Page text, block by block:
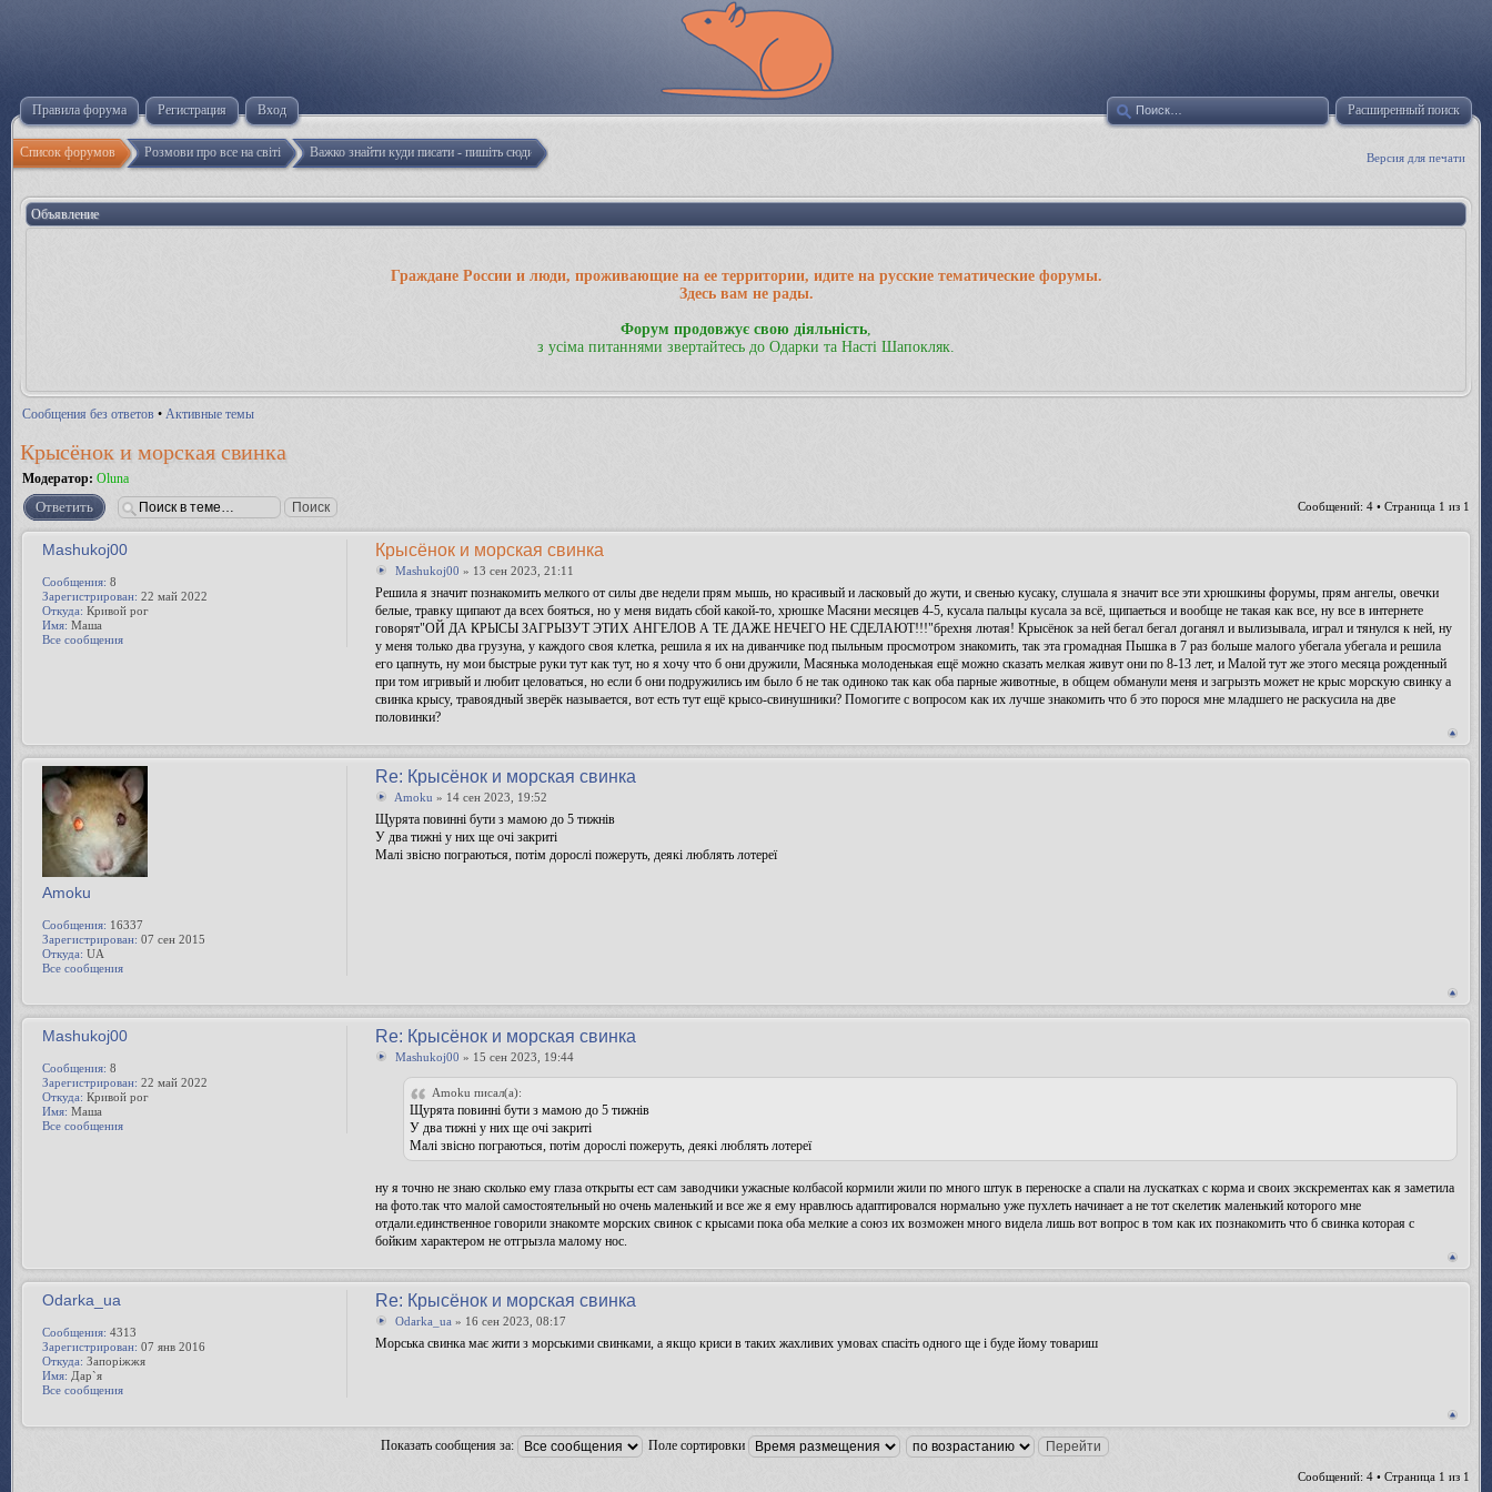
Расширенный поиск
Правила форума Регистрация Вход
Версия для печати
Список форумов Розмови про все на світі Важко знайти куди писати - пишіть сюди
Объявление
Граждане России и люди, проживающие на ее территории, идите на русские тематические форумы.
Здесь вам не рады.
Форум продовжує свою діяльність
з усіма питаннями звертайтесь до Одарки та Насті Шапокляк.
Сообщения без ответов • Активные темы
Крысёнок и морская свинка
Модератор: Oluna
Ответить Сообщений: 4 • Страница 1 из 1
Крысёнок и морская свинка
Mashukoj00 » 13 сен 2023, 21:11
Решила я значит познакомить мелкого от силы две недели прям мышь, но красивый и ласковый до жути, и свенью кусаку, слушала я значит все эти хрюшкины форумы, прям ангелы, овечки
белые, травку щипают да всех бояться, но у меня видать сбой какой-то, хрюшке Масяни месяцев 4-5, кусала пальцы кусала за всё, щипаеться и вообще не такая как все, ну все в интернете
говорят"ОЙ ДА КРЫСЫ ЗАГРЫЗУТ ЭТИХ АНГЕЛОВ А ТЕ ДАЖЕ НЕЧЕГО НЕ СДЕЛАЮТ!!!"брехня лютая! Крысёнок за ней бегал бегал доганял и вылизывала, играл и тянулся к ней, ну
у меня только два грузуна, у каждого своя клетка, решила я их на диванчике под пыльным просмотром знакомить, так эта громадная Пышка в 7 раз больше малого убегала убегала и решила
его цапнуть, ну мои быстрые руки тут как тут, но я хочу что б они дружили, Масянька молоденькая ещё можно сказать мелкая живут они по 8-13 лет, и Малой тут же этого месяца рожденный
при том игривый и любит целоваться, но если б они подружились им было б не так одиноко так как оба парные животные, в общем обманули меня и загрызть может не крыс морскую свинку а
свинка крысу, травоядный зверёк называется, вот есть тут ещё крысо-свинушники? Помогите с вопросом как их лучше знакомить что б это порося мне младшего не раскусила на две
половинки?
Mashukoj00
Сообщения: 8
Зарегистрирован: 22 май 2022
Откуда: Кривой рог
Имя: Маша
Все сообщения
Re: Крысёнок и морская свинка
Amoku » 14 сен 2023, 19:52
Щурята повинні бути з мамою до 5 тижнів
У два тижні у них ще очі закриті
Малі звісно пограються, потім дорослі пожеруть, деякі люблять лотереї
Amoku
Сообщения: 16337
Зарегистрирован: 07 сен 2015
Откуда: UA
Все сообщения
Re: Крысёнок и морская свинка
Mashukoj00 » 15 сен 2023, 19:44
Amoku писал(а):
Щурята повинні бути з мамою до 5 тижнів
У два тижні у них ще очі закриті
Малі звісно пограються, потім дорослі пожеруть, деякі люблять лотереї
ну я точно не знаю сколько ему глаза открыты ест сам заводчики ужасные колбасой кормили жили по много штук в переноске а спали на лускатках с корма и своих экскрементах как я заметила
на фото.так что малой самостоятельный но очень маленький и все же я ему нравлюсь адаптировался нормально уже пухлеть начинает а не тот скелетик маленький которого мне
отдали.единственное говорили знакомте морских свинок с крысами пока оба мелкие а союз их возможен много видела лишь вот вопрос в том как их познакомить что б свинка которая с
бойким характером не отгрызла малому нос.
Mashukoj00
Сообщения: 8
Зарегистрирован: 22 май 2022
Откуда: Кривой рог
Имя: Маша
Все сообщения
Re: Крысёнок и морская свинка
Odarka_ua » 16 сен 2023, 08:17
Морська свинка має жити з морськими свинками, а якщо криси в таких жахливих умовах спасіть одного ще і буде йому товариш
Odarka_ua
Сообщения: 4313
Зарегистрирован: 07 янв 2016
Откуда: Запоріжжя
Имя: Дар`я
Все сообщения
Показать сообщения за: Поле сортировки
Сообщений: 4 • Страница 1 из 1